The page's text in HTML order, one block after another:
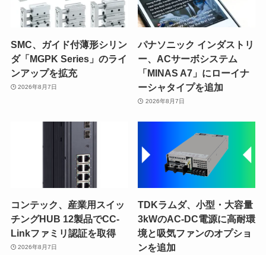
SMC、ガイド付薄形シリン
ダ「MGPK Series」のライ
ンアップを拡充
2026年8月7日
パナソニック インダストリ
ー、ACサーボシステム
「MINAS A7」にローイナ
ーシャタイプを追加
2026年8月7日
コンテック、産業用スイッ
チングHUB 12製品でCC-
Linkファミリ認証を取得
2026年8月7日
TDKラムダ、小型・大容量
3kWのAC-DC電源に高耐環
境と吸気ファンのオプショ
ンを追加